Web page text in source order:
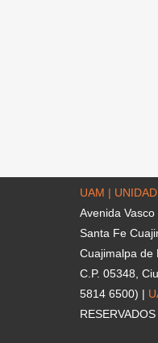
UAM |
Avenida
Santa Fe
Cuajimalpa de
C.P. 05348,
5814 6500) |